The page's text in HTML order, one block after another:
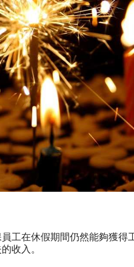
工在休假期間仍然能夠獲得
收入。